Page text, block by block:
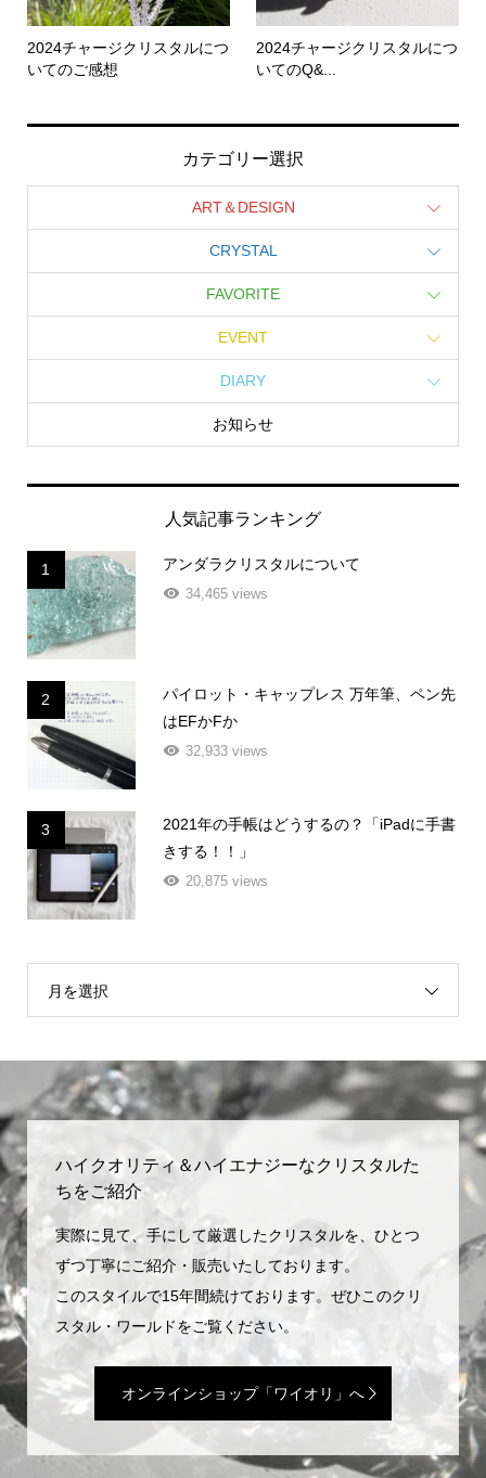
2024チャージクリスタルにつ
いてのご感想
2024チャージクリスタルにつ
いてのQ&...
カテゴリー選択
ART＆DESIGN
CRYSTAL
FAVORITE
EVENT
DIARY
お知らせ
人気記事ランキング
1 アンダラクリスタルについて
34,465 views
2
パイロット・キャップレス 万年筆、ペン先
はEFかFか
32,933 views
3
2021年の手帳はどうするの？「iPadに手書
きする！！」
20,875 views
月を選択
ハイクオリティ＆ハイエナジーなクリスタルた
ちをご紹介
実際に見て、手にして厳選したクリスタルを、ひとつ
ずつ丁寧にご紹介・販売いたしております。
このスタイルで15年間続けております。ぜひこのクリ
スタル・ワールドをご覧ください。
オンラインショップ「ワイオリ」へ